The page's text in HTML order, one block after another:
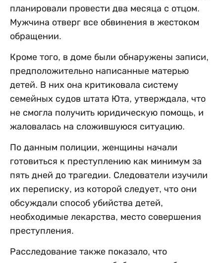
планировали провести два месяца с отцом.
Мужчина отверг все обвинения в жестоком
обращении.
Кроме того, в доме были обнаружены записи,
предположительно написанные матерью
детей. В них она критиковала систему
семейных судов штата Юта, утверждала, что
не смогла получить юридическую помощь, и
жаловалась на сложившуюся ситуацию.
По данным полиции, женщины начали
готовиться к преступлению как минимум за
пять дней до трагедии. Следователи изучили
их переписку, из которой следует, что они
обсуждали способ убийства детей,
необходимые лекарства, место совершения
преступления.
Расследование также показало, что